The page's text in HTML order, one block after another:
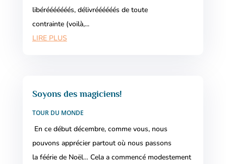
libérééééééés, délivréééééés de toute
contrainte (voilà,...
LIRE PLUS
Soyons des magiciens!
TOUR DU MONDE
En ce début décembre, comme vous, nous
pouvons apprécier partout où nous passons
la féérie de Noël… Cela a commencé modestement